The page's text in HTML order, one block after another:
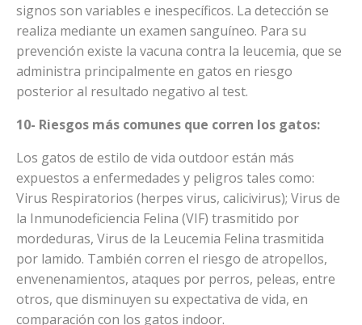
signos son variables e inespecíficos. La detección se
realiza mediante un examen sanguíneo. Para su
prevención existe la vacuna contra la leucemia, que se
administra principalmente en gatos en riesgo
posterior al resultado negativo al test.
10- Riesgos más comunes que corren los gatos:
Los gatos de estilo de vida outdoor están más
expuestos a enfermedades y peligros tales como:
Virus Respiratorios (herpes virus, calicivirus); Virus de
la Inmunodeficiencia Felina (VIF) trasmitido por
mordeduras, Virus de la Leucemia Felina trasmitida
por lamido. También corren el riesgo de atropellos,
envenenamientos, ataques por perros, peleas, entre
otros, que disminuyen su expectativa de vida, en
comparación con los gatos indoor.